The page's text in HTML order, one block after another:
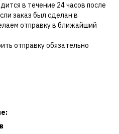
в течение 24 часов после
заказ был сделан в
отправку в ближайший
отправку обязательно